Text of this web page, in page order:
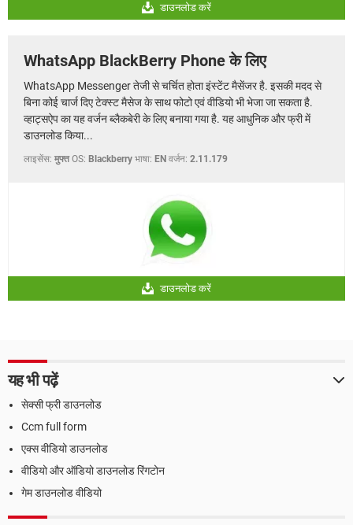
डाउनलोड करें
WhatsApp BlackBerry Phone के लिए
WhatsApp Messenger तेजी से चर्चित होता इंस्टेंट मैसेंजर है. इसकी मदद से
बिना कोई चार्ज दिए टेक्स्ट मैसेज के साथ फोटो एवं वीडियो भी भेजा जा सकता है.
व्हाट्सऐप का यह वर्जन ब्लैकबेरी के लिए बनाया गया है. यह आधुनिक और फ्री में
डाउनलोड किया...
लाइसेंस: मुफ्त OS: Blackberry भाषा: EN वर्जन: 2.11.179
डाउनलोड करें
यह भी पढ़ें
सेक्सी फ्री डाउनलोड
Ccm full form
एक्स वीडियो डाउनलोड
वीडियो और ऑडियो डाउनलोड रिंगटोन
गेम डाउनलोड वीडियो